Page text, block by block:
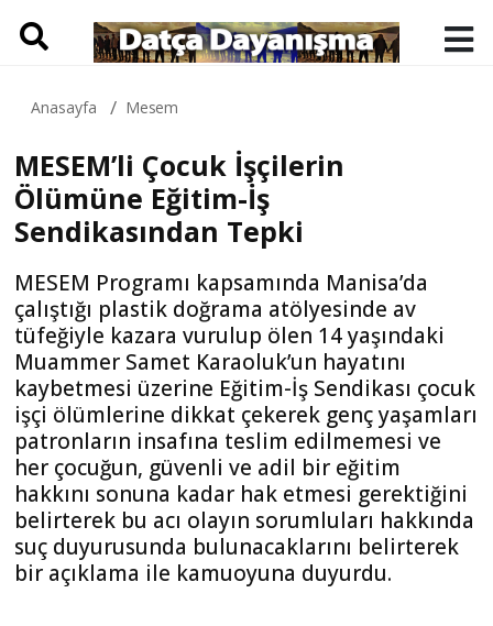
Anasayfa Mesem
MESEM’li Çocuk İşçilerin
Ölümüne Eğitim-İş
Sendikasından Tepki
MESEM Programı kapsamında Manisa’da
çalıştığı plastik doğrama atölyesinde av
tüfeğiyle kazara vurulup ölen 14 yaşındaki
Muammer Samet Karaoluk’un hayatını
kaybetmesi üzerine Eğitim-İş Sendikası çocuk
işçi ölümlerine dikkat çekerek genç yaşamları
patronların insafına teslim edilmemesi ve
her çocuğun, güvenli ve adil bir eğitim
hakkını sonuna kadar hak etmesi gerektiğini
belirterek bu acı olayın sorumluları hakkında
suç duyurusunda bulunacaklarını belirterek
bir açıklama ile kamuoyuna duyurdu.